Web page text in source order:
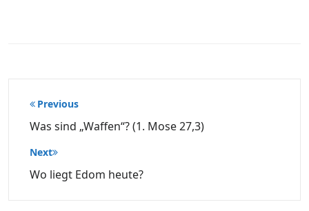
Beitragsnavigation
Previous
Was sind „Waffen“? (1. Mose 27,3)
Next
Wo liegt Edom heute?